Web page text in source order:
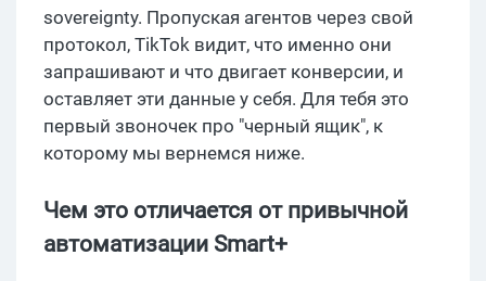
sovereignty. Пропуская агентов через свой
протокол, TikTok видит, что именно они
запрашивают и что двигает конверсии, и
оставляет эти данные у себя. Для тебя это
первый звоночек про "черный ящик", к
которому мы вернемся ниже.
Чем это отличается от привычной
автоматизации Smart+